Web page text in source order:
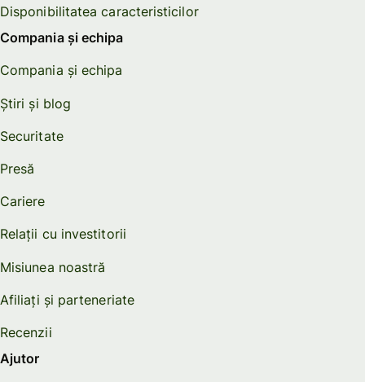
Disponibilitatea caracteristicilor
Compania și echipa
Compania și echipa
Știri și blog
Securitate
Presă
Cariere
Relații cu investitorii
Misiunea noastră
Afiliați și parteneriate
Recenzii
Ajutor